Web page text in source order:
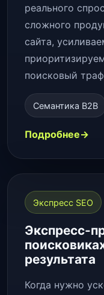
реального
сложного
сайта,
поисковый
Семантика B2B
Подробнее
Экспресс SEO
Экспресс-
результата
Когда нужно